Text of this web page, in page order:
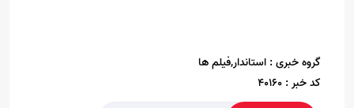
گروه خبری : استاندار,فیلم ها
کد خبر : 40160